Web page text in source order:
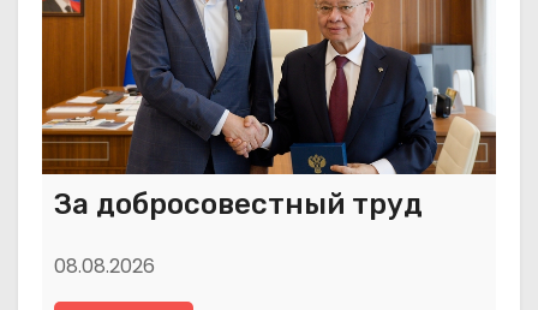
За добросовестный труд
08.08.2026